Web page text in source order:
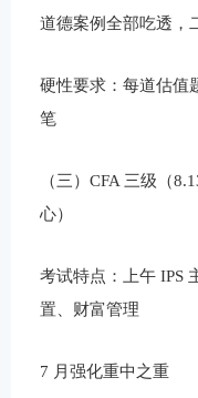
道德案例全部吃透，
硬性要求：每道估值
笔
（三）CFA 三级（
心）
考试特点：上午 IPS
置、财富管理
7 月强化重中之重